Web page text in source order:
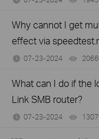
Why cannot I get
effect via
07-23-2024
What can I do if the
Link SMB router?
07-23-2024